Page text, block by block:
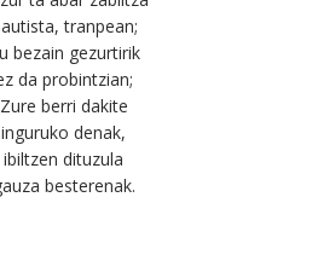
tranpean;
bezain gezurtirik
da probintzian;
Zure berri dakite
inguruko denak,
ibiltzen dituzula
besterenak.